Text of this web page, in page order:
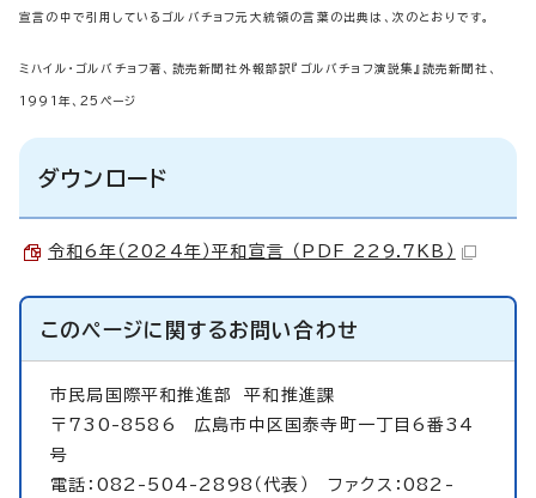
宣言の中で引用しているゴルバチョフ元大統領の言葉の出典は、次のとおりです。
ミハイル・ゴルバチョフ著、読売新聞社外報部訳『ゴルバチョフ演説集』読売新聞社、
1991年、25ページ
ダウンロード
令和6年（2024年）平和宣言 （PDF 229.7KB）
このページに関するお問い合わせ
市民局国際平和推進部平和推進課
〒730-8586 広島市中区国泰寺町一丁目6番34
号
電話：082-504-2898（代表） ファクス：082-